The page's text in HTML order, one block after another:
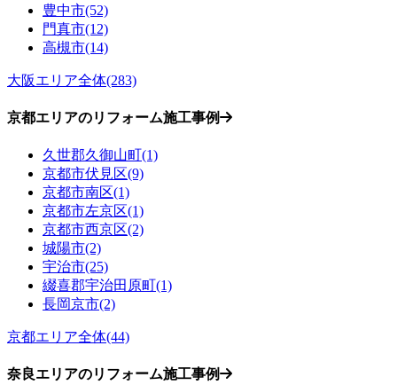
豊中市(52)
門真市(12)
高槻市(14)
大阪エリア全体(283)
京都エリアのリフォーム施工事例
久世郡久御山町(1)
京都市伏見区(9)
京都市南区(1)
京都市左京区(1)
京都市西京区(2)
城陽市(2)
宇治市(25)
綴喜郡宇治田原町(1)
長岡京市(2)
京都エリア全体(44)
奈良エリアのリフォーム施工事例